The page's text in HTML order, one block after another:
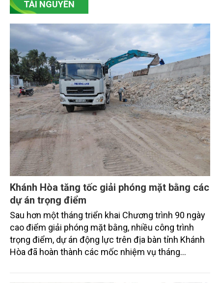
TÀI NGUYÊN
Khánh Hòa tăng tốc giải phóng mặt bằng các
dự án trọng điểm
Sau hơn một tháng triển khai Chương trình 90 ngày
cao điểm giải phóng mặt bằng, nhiều công trình
trọng điểm, dự án động lực trên địa bàn tỉnh Khánh
Hòa đã hoàn thành các mốc nhiệm vụ tháng
vụ tháng 8 và tháng 9 đang được tiếp tục triển khai